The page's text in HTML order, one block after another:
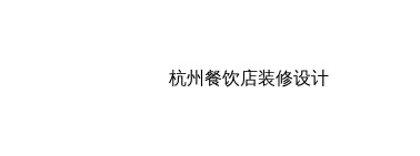
杭州餐饮店装修设计